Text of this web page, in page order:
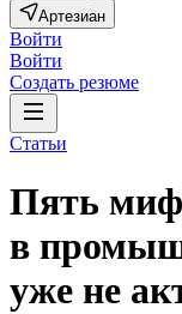
Артезиан
Войти
Войти
Создать резюме
Статьи
Пять
в
уже не